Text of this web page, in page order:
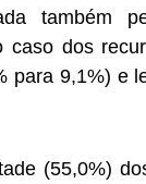
também
caso dos
para 9,1%) e
(55,0%)